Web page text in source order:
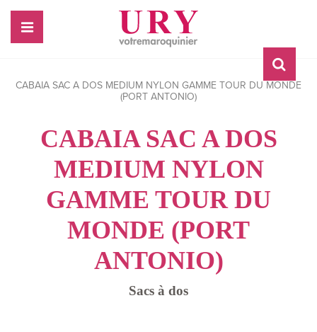
CABAIA SAC A DOS MEDIUM NYLON GAMME TOUR DU MONDE
(PORT ANTONIO)
CABAIA SAC A DOS
MEDIUM NYLON
GAMME TOUR DU
MONDE (PORT
ANTONIO)
Sacs à dos